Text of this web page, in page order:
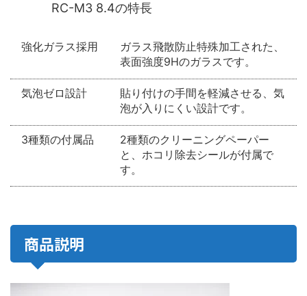
RC-M3 8.4の特長
強化ガラス採用
ガラス飛散防止特殊加工された、
表面強度9Hのガラスです。
気泡ゼロ設計
貼り付けの手間を軽減させる、気
泡が入りにくい設計です。
3種類の付属品
2種類のクリーニングペーパー
と、ホコリ除去シールが付属で
す。
商品説明